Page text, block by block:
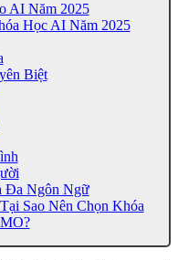
AI Năm 2025
Học AI Năm 2025
Biệt
Đa Ngôn Ngữ
Sao Nên Chọn Khóa